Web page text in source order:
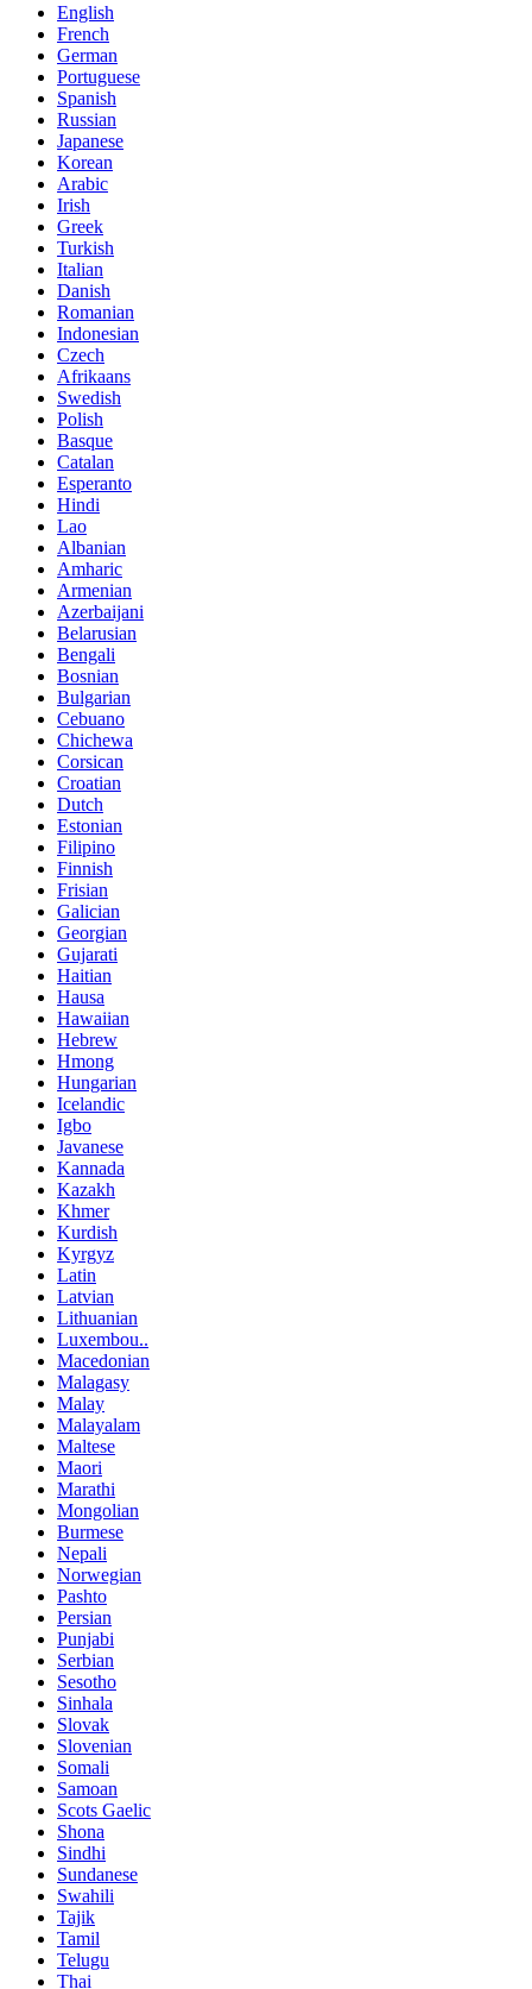
English
French
German
Portuguese
Spanish
Russian
Japanese
Korean
Arabic
Irish
Greek
Turkish
Italian
Danish
Romanian
Indonesian
Czech
Afrikaans
Swedish
Polish
Basque
Catalan
Esperanto
Hindi
Lao
Albanian
Amharic
Armenian
Azerbaijani
Belarusian
Bengali
Bosnian
Bulgarian
Cebuano
Chichewa
Corsican
Croatian
Dutch
Estonian
Filipino
Finnish
Frisian
Galician
Georgian
Gujarati
Haitian
Hausa
Hawaiian
Hebrew
Hmong
Hungarian
Icelandic
Igbo
Javanese
Kannada
Kazakh
Khmer
Kurdish
Kyrgyz
Latin
Latvian
Lithuanian
Luxembou..
Macedonian
Malagasy
Malay
Malayalam
Maltese
Maori
Marathi
Mongolian
Burmese
Nepali
Norwegian
Pashto
Persian
Punjabi
Serbian
Sesotho
Sinhala
Slovak
Slovenian
Somali
Samoan
Scots Gaelic
Shona
Sindhi
Sundanese
Swahili
Tajik
Tamil
Telugu
Thai